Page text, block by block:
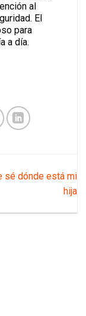
regularidad,
al
El
para
sé dónde está mi hija